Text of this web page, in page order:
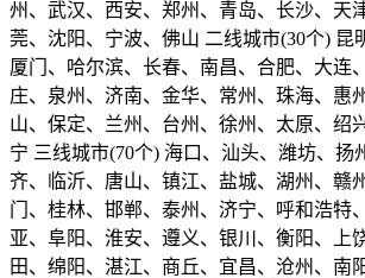
州、武汉、西安、郑州、青岛、长沙、天
莞、沈阳、宁波、佛山 二线城市(30个) 昆
厦门、哈尔滨、长春、南昌、合肥、大连
庄、泉州、济南、金华、常州、珠海、惠
山、保定、兰州、台州、徐州、太原、绍
宁 三线城市(70个) 海口、汕头、潍坊、扬
齐、临沂、唐山、镇江、盐城、湖州、赣
门、桂林、邯郸、泰州、济宁、呼和浩特
亚、阜阳、淮安、遵义、银川、衡阳、上
田、绵阳、湛江、商丘、宜昌、沧州、南